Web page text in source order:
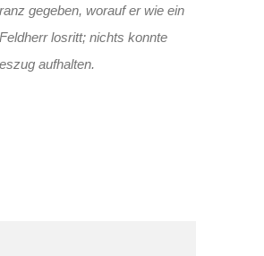
gegeben, worauf er wie ein
losritt; nichts konnte
aufhalten.